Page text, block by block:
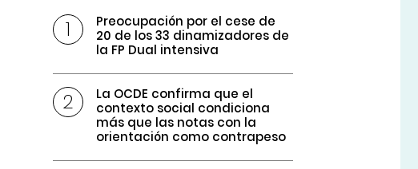
Preocupación por el cese de
20 de los 33 dinamizadores de
la FP Dual intensiva
La OCDE confirma que el
contexto social condiciona
más que las notas con la
orientación como contrapeso